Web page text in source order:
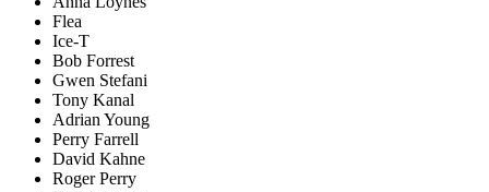
Flea
Ice-T
Bob Forrest
Gwen Stefani
Tony Kanal
Adrian Young
Perry Farrell
David Kahne
Roger Perry